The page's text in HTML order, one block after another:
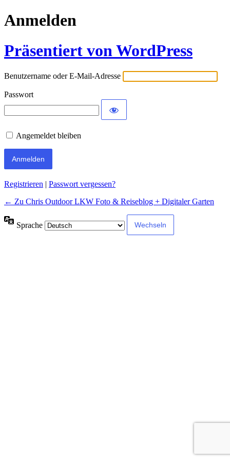
Anmelden
Präsentiert von WordPress
Benutzername oder E-Mail-Adresse
Passwort
Angemeldet bleiben
Alternative:
Registrieren | Passwort vergessen?
← Zu Chris Outdoor LKW Foto & Reiseblog + Digitaler Garten
Sprache